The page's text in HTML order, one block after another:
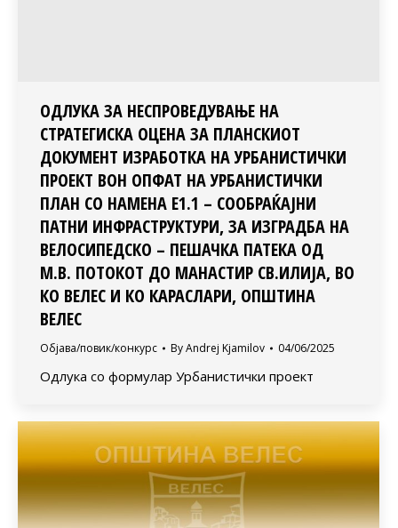
ОДЛУКА ЗА НЕСПРОВЕДУВАЊЕ НА
СТРАТЕГИСКА ОЦЕНА ЗА ПЛАНСКИОТ
ДОКУМЕНТ ИЗРАБОТКА НА УРБАНИСТИЧКИ
ПРОЕКТ ВОН ОПФАТ НА УРБАНИСТИЧКИ
ПЛАН СО НАМЕНА Е1.1 – СООБРАЌАЈНИ
ПАТНИ ИНФРАСТРУКТУРИ, ЗА ИЗГРАДБА НА
ВЕЛОСИПЕДСКО – ПЕШАЧКА ПАТЕКА ОД
М.В. ПОТОКОТ ДО МАНАСТИР СВ.ИЛИЈА, ВО
КО ВЕЛЕС И КО КАРАСЛАРИ, ОПШТИНА
ВЕЛЕС
Објава/повик/конкурс ByAndrej Kjamilov 04/06/2025
Одлука со формулар Урбанистички проект